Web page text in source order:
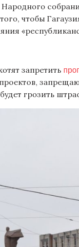
Народного
чтобы
запретить
грозить